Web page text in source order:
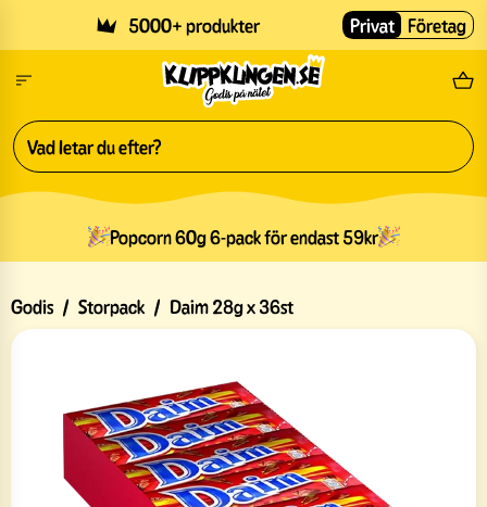
5000+ produkter Fri
Privat Företag
Popcorn 60g 6-pack för endast 59kr
Godis / Storpack / Daim 28g x 36st